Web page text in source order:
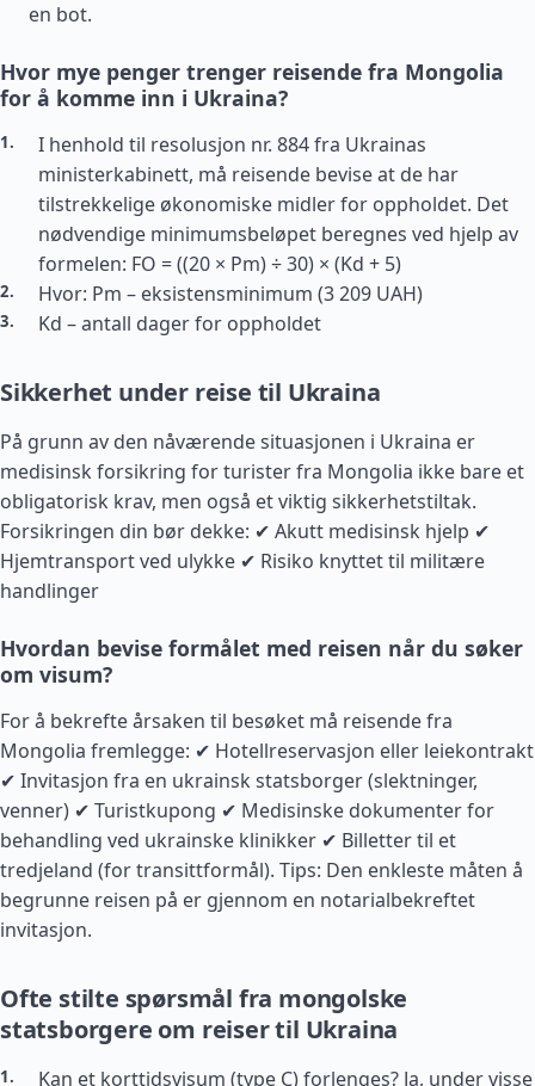
en bot.
Hvor mye penger trenger reisende fra Mongolia
for å komme inn i Ukraina?
I henhold til resolusjon nr. 884 fra Ukrainas
ministerkabinett, må reisende bevise at de har
tilstrekkelige økonomiske midler for oppholdet. Det
nødvendige minimumsbeløpet beregnes ved hjelp av
formelen: FO = ((20 × Pm) ÷ 30) × (Kd + 5)
Hvor: Pm – eksistensminimum (3 209 UAH)
Kd – antall dager for oppholdet
Sikkerhet under reise til Ukraina
På grunn av den nåværende situasjonen i Ukraina er
medisinsk forsikring for turister fra Mongolia ikke bare et
obligatorisk krav, men også et viktig sikkerhetstiltak.
Forsikringen din bør dekke: ✔ Akutt medisinsk hjelp ✔
Hjemtransport ved ulykke ✔ Risiko knyttet til militære
handlinger
Hvordan bevise formålet med reisen når du søker
om visum?
For å bekrefte årsaken til besøket må reisende fra
Mongolia fremlegge: ✔ Hotellreservasjon eller leiekontrakt
✔ Invitasjon fra en ukrainsk statsborger (slektninger,
venner) ✔ Turistkupong ✔ Medisinske dokumenter for
behandling ved ukrainske klinikker ✔ Billetter til et
tredjeland (for transittformål). Tips: Den enkleste måten å
begrunne reisen på er gjennom en notarialbekreftet
invitasjon.
Ofte stilte spørsmål fra mongolske
statsborgere om reiser til Ukraina
Kan et korttidsvisum (type C) forlenges? Ja, under visse